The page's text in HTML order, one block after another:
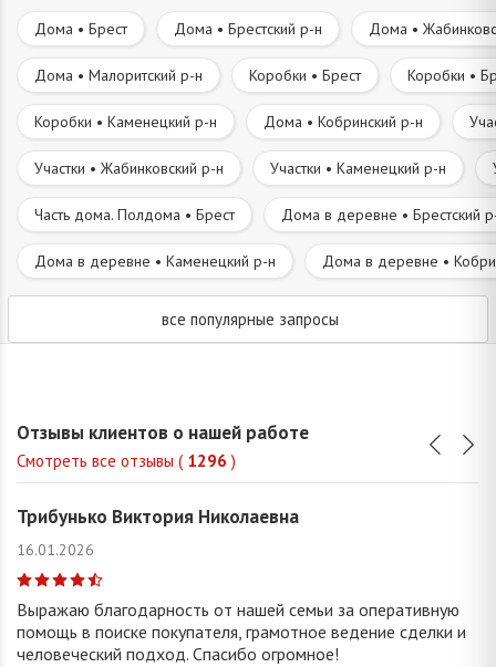
Дома • Брест Дома • Брестский р-н Дома •
Дома • Малоритский р-н Коробки • Брест Коробки •
Коробки • Каменецкий р-н Дома • Кобринский р-н
Участки • Жабинковский р-н Участки • Каменецкий р-н
Часть дома. Полдома • Брест Дома в деревне • Брестский
Дома в деревне • Каменецкий р-н Дома в деревне •
все популярные запросы
Отзывы клиентов о нашей работе
Смотреть все отзывы ( 1296 )
Трибунько Виктория Николаевна
16.01.2026
Выражаю благодарность от нашей семьи за оперативную
помощь в поиске покупателя, грамотное ведение сделки и
человеческий подход. Спасибо огромное!